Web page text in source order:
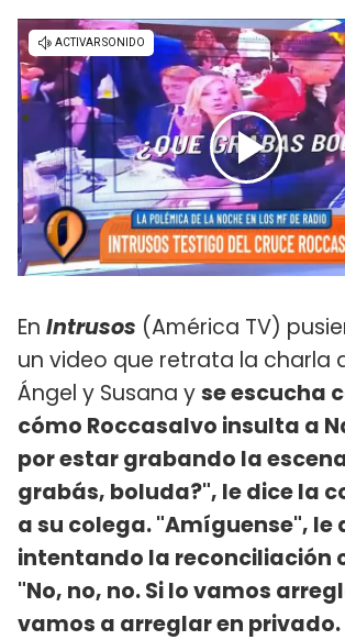
En Intrusos (América TV)
un video que retrata la charla
Ángel y Susana yse escucha
cómo Roccasalvo insulta a
por estar grabando la
grabás, boluda?", le dice la
a su colega. "Amíguense", le
intentando la reconciliación
"No, no, no. Si lo vamos
vamos a arreglar en privado.